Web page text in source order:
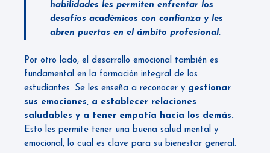
habilidades les permiten enfrentar los
desafíos académicos con confianza y les
abren puertas en el ámbito profesional.
Por otro lado, el desarrollo emocional también es
fundamental en la formación integral de los
estudiantes. Se les enseña a reconocer y gestionar
sus emociones, a establecer relaciones
saludables y a tener empatía hacia los demás.
Esto les permite tener una buena salud mental y
emocional, lo cual es clave para su bienestar general.